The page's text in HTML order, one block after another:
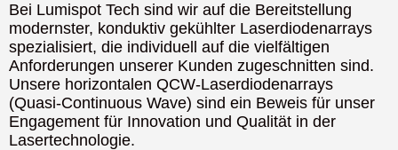
Bei Lumispot Tech sind wir auf die Bereitstellung
modernster, konduktiv gekühlter Laserdiodenarrays
spezialisiert, die individuell auf die vielfältigen
Anforderungen unserer Kunden zugeschnitten sind.
Unsere horizontalen QCW-Laserdiodenarrays
(Quasi-Continuous Wave) sind ein Beweis für unser
Engagement für Innovation und Qualität in der
Lasertechnologie.